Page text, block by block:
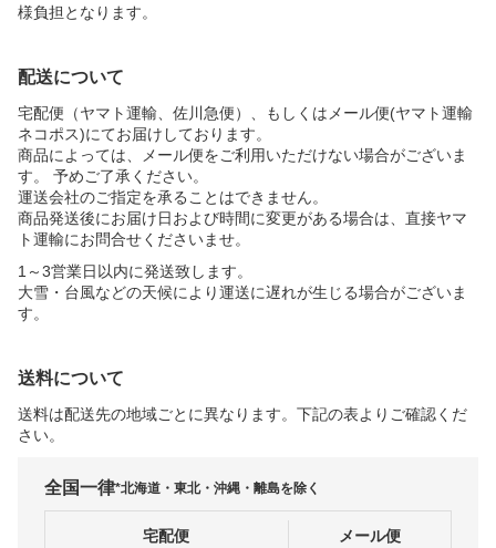
様負担となります。
配送について
宅配便（ヤマト運輸、佐川急便）、もしくはメール便(ヤマト運輸
ネコポス)にてお届けしております。
商品によっては、メール便をご利用いただけない場合がございま
す。 予めご了承ください。
運送会社のご指定を承ることはできません。
商品発送後にお届け日および時間に変更がある場合は、直接ヤマ
ト運輸にお問合せくださいませ。
1～3営業日以内に発送致します。
大雪・台風などの天候により運送に遅れが生じる場合がございま
す。
送料について
送料は配送先の地域ごとに異なります。下記の表よりご確認くだ
さい。
全国一律*北海道・東北・沖縄・離島を除く
宅配便 メール便